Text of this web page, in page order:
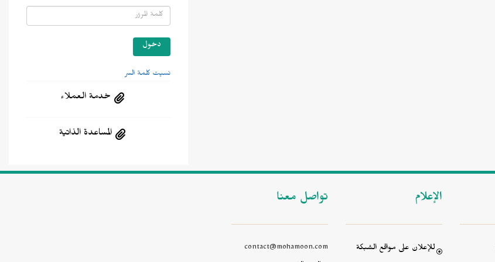
نسيت كلمة السر
خدمة العملاء
المساعدة الذاتية
الإعلام
للإعلان على مواقع الشبكة
تواصل معنا
contact@mohamoon.com